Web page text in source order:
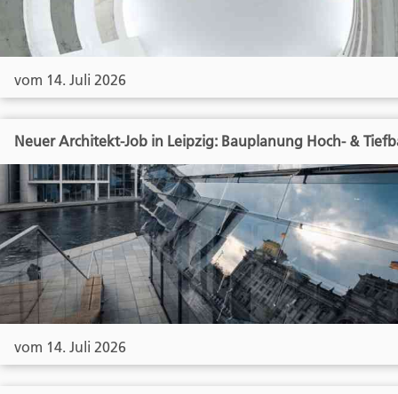
vom 14. Juli 2026
Neuer Architekt-Job in Leipzig: Bauplanung Hoch- &
vom 14. Juli 2026